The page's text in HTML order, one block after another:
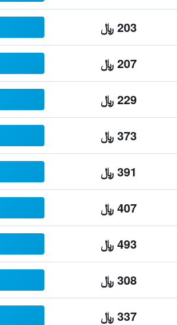
203 ﷼
207 ﷼
229 ﷼
373 ﷼
391 ﷼
407 ﷼
493 ﷼
308 ﷼
337 ﷼